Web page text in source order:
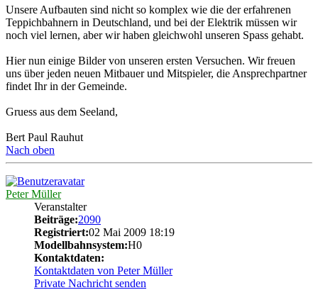
Unsere Aufbauten sind nicht so komplex wie die der erfahrenen
Teppichbahnern in Deutschland, und bei der Elektrik müssen wir
noch viel lernen, aber wir haben gleichwohl unseren Spass gehabt.
Hier nun einige Bilder von unseren ersten Versuchen. Wir freuen
uns über jeden neuen Mitbauer und Mitspieler, die Ansprechpartner
findet Ihr in der Gemeinde.
Gruess aus dem Seeland,
Bert Paul Rauhut
Nach oben
Peter Müller
Veranstalter
Beiträge:2090
Registriert:02 Mai 2009 18:19
Modellbahnsystem:H0
Kontaktdaten:
Kontaktdaten von Peter Müller
Private Nachricht senden